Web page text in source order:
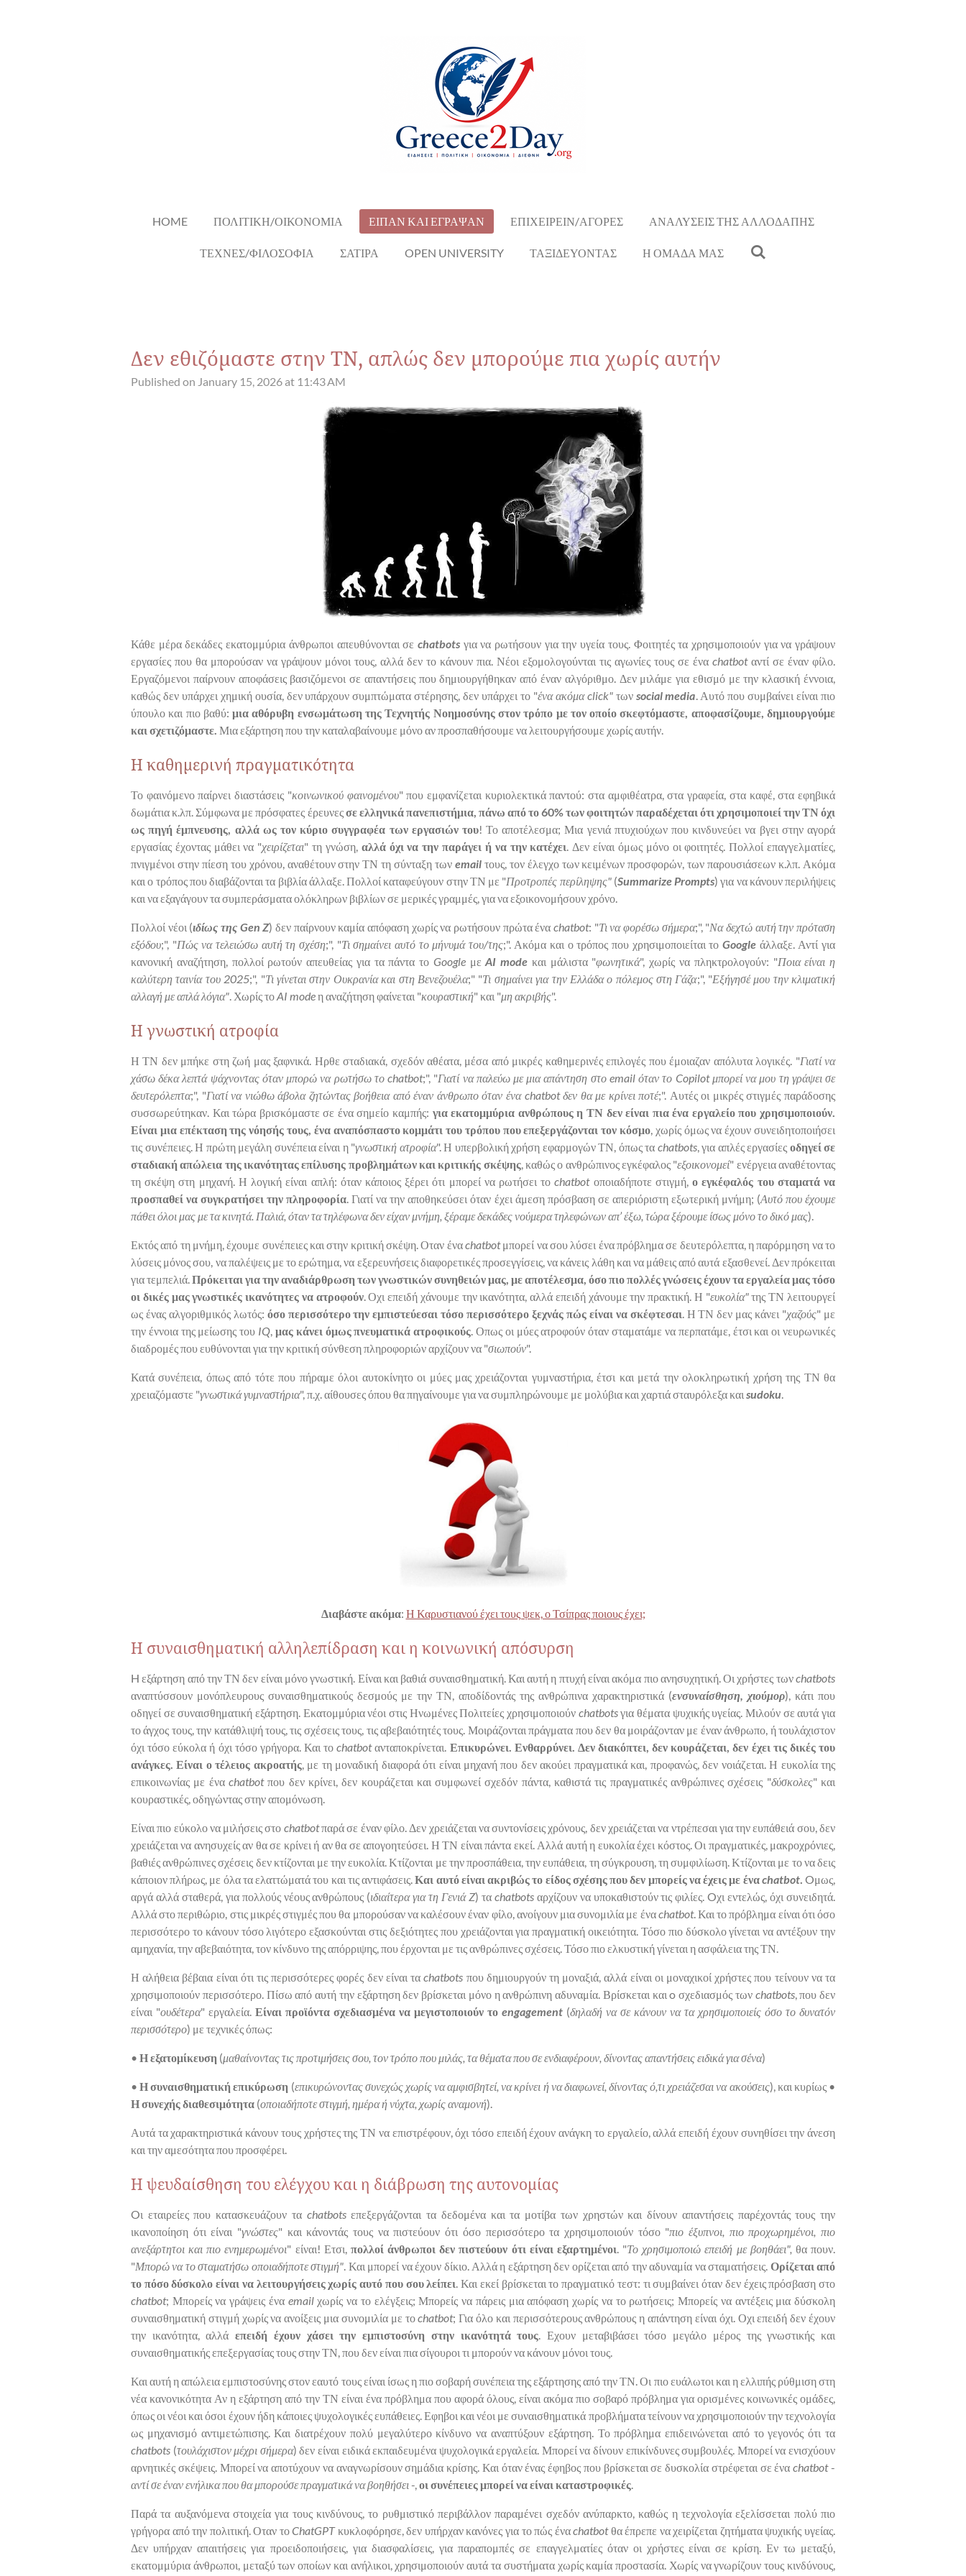
HOME ΠΟΛΙΤΙΚΗ/ΟΙΚΟΝΟΜΙΑ ΕΙΠΑΝ ΚΑΙ ΕΓΡΑΨΑΝ ΕΠΙΧΕΙΡΕΙΝ/ΑΓΟΡΕΣ ΑΝΑΛΥΣΕΙΣ ΤΗΣ ΑΛΛΟΔΑΠΗΣ
ΤΕΧΝΕΣ/ΦΙΛΟΣΟΦΙΑ ΣΑΤΙΡΑ OPEN UNIVERSITY ΤΑΞΙΔΕΥΟΝΤΑΣ Η ΟΜΑΔΑ ΜΑΣ
Δεν εθιζόμαστε στην ΤΝ, απλώς δεν μπορούμε πια χωρίς αυτήν
Published on January 15, 2026 at 11:43 AM
Κάθε μέρα δεκάδες εκατομμύρια άνθρωποι απευθύνονται σε chatbots για να ρωτήσουν για την υγεία τους. Φοιτητές τα χρησιμοποιούν για να γράψουν
εργασίες που θα μπορούσαν να γράψουν μόνοι τους, αλλά δεν το κάνουν πια. Νέοι εξομολογούνται τις αγωνίες τους σε ένα chatbotαντί σε έναν φίλο.
Εργαζόμενοι παίρνουν αποφάσεις βασιζόμενοι σε απαντήσεις που δημιουργήθηκαν από έναν αλγόριθμο. Δεν μιλάμε για εθισμό με την κλασική έννοια,
καθώς δεν υπάρχει χημική ουσία, δεν υπάρχουν συμπτώματα στέρησης, δεν υπάρχει το "ένα ακόμα click"των social media. Αυτό που συμβαίνει είναι πιο
ύπουλο και πιο βαθύ:μια αθόρυβη ενσωμάτωση της Τεχνητής Νοημοσύνης στον τρόπο με τον οποίο σκεφτόμαστε, αποφασίζουμε, δημιουργούμε
και σχετιζόμαστε. Μια εξάρτηση που την καταλαβαίνουμε μόνο αν προσπαθήσουμε να λειτουργήσουμε χωρίς αυτήν.
Η καθημερινή πραγματικότητα
Το φαινόμενο παίρνει διαστάσεις "κοινωνικού φαινομένου" που εμφανίζεται κυριολεκτικά παντού: στα αμφιθέατρα, στα γραφεία, στα καφέ, στα εφηβικά
δωμάτια κ.λπ. Σύμφωνα με πρόσφατες έρευνεςσε ελληνικά πανεπιστήμια, πάνω από το 60% των φοιτητών παραδέχεται ότι χρησιμοποιεί την ΤΝ όχι
ως πηγή έμπνευσης, αλλά ως τον κύριο συγγραφέα των εργασιών του! Το αποτέλεσμα; Μια γενιά πτυχιούχων που κινδυνεύει να βγει στην αγορά
εργασίας έχοντας μάθει να "χειρίζεται" τη γνώση, αλλά όχι να την παράγει ή να την κατέχει. Δεν είναι όμως μόνο οι φοιτητές. Πολλοί επαγγελματίες,
πνιγμένοι στην πίεση του χρόνου, αναθέτουν στην ΤΝ τη σύνταξη των email τους, τον έλεγχο των κειμένων προσφορών, των παρουσιάσεων κ.λπ. Ακόμα
και ο τρόπος που διαβάζονται τα βιβλία άλλαξε. Πολλοί καταφεύγουν στην ΤΝ με "Προτροπές περίληψης"(Summarize Prompts) για να κάνουν περιλήψεις
και να εξαγάγουν τα συμπεράσματα ολόκληρων βιβλίων σε μερικές γραμμές, για να εξοικονομήσουν χρόνο.
Πολλοί νέοι (ιδίως της Gen Z) δεν παίρνουν καμία απόφαση χωρίς να ρωτήσουν πρώτα έναchatbot: "Τι να φορέσω σήμερα;", "Να δεχτώ αυτή την πρόταση
εξόδου;", "Πώς να τελειώσω αυτή τη σχέση;", "Τι σημαίνει αυτό το μήνυμά του/της;". Ακόμα και ο τρόπος που χρησιμοποιείται τοGoogle άλλαξε. Αντί για
κανονική αναζήτηση, πολλοί ρωτούν απευθείας για τα πάντα το GoogleμεAI mode και μάλιστα "φωνητικά", χωρίς να πληκτρολογούν: "Ποια είναι η
καλύτερη ταινία του 2025;", "Τι γίνεται στην Ουκρανία και στη Βενεζουέλα;" "Τι σημαίνει για την Ελλάδα ο πόλεμος στη Γάζα;", "Εξήγησέ μου την κλιματική
αλλαγή με απλά λόγια". Χωρίς τοAI modeη αναζήτηση φαίνεται "κουραστική" και "μη ακριβής".
Η γνωστική ατροφία
Η ΤΝ δεν μπήκε στη ζωή μας ξαφνικά. Ηρθε σταδιακά, σχεδόν αθέατα, μέσα από μικρές καθημερινές επιλογές που έμοιαζαν απόλυτα λογικές. "Γιατί να
χάσω δέκα λεπτά ψάχνοντας όταν μπορώ να ρωτήσω το chatbot;", "Γιατί να παλεύω με μια απάντηση στο email όταν το Copilot μπορεί να μου τη γράψει σε
δευτερόλεπτα;", "Γιατί να νιώθω άβολα ζητώντας βοήθεια από έναν άνθρωπο όταν ένα chatbot δεν θα με κρίνει ποτέ;". Αυτές οι μικρές στιγμές παράδοσης
συσσωρεύτηκαν. Και τώρα βρισκόμαστε σε ένα σημείο καμπής: για εκατομμύρια ανθρώπους η ΤΝ δεν είναι πια ένα εργαλείο που χρησιμοποιούν.
Είναι μια επέκταση της νόησής τους, ένα αναπόσπαστο κομμάτι του τρόπου που επεξεργάζονται τον κόσμο, χωρίς όμως να έχουν συνειδητοποιήσει
τις συνέπειες. Η πρώτη μεγάλη συνέπεια είναι η "γνωστική ατροφία". Η υπερβολική χρήση εφαρμογών ΤΝ, όπως τα chatbots, για απλές εργασίες οδηγεί σε
σταδιακή απώλεια της ικανότητας επίλυσης προβλημάτων και κριτικής σκέψης, καθώς ο ανθρώπινος εγκέφαλος "εξοικονομεί" ενέργεια αναθέτοντας
τη σκέψη στη μηχανή. Η λογική είναι απλή: όταν κάποιος ξέρει ότι μπορεί να ρωτήσει τοchatbotοποιαδήποτε στιγμή,ο εγκέφαλός του σταματά να
προσπαθεί να συγκρατήσει την πληροφορία. Γιατί να την αποθηκεύσει όταν έχει άμεση πρόσβαση σε απεριόριστη εξωτερική μνήμη; (Αυτό που έχουμε
πάθει όλοι μας με τα κινητά. Παλιά, όταν τα τηλέφωνα δεν είχαν μνήμη, ξέραμε δεκάδες νούμερα τηλεφώνων απ’ έξω, τώρα ξέρουμε ίσως μόνο το δικό μας).
Εκτός από τη μνήμη, έχουμε συνέπειες και στην κριτική σκέψη. Οταν έναchatbotμπορεί να σου λύσει ένα πρόβλημα σε δευτερόλεπτα, η παρόρμηση να το
λύσεις μόνος σου, να παλέψεις με το ερώτημα, να εξερευνήσεις διαφορετικές προσεγγίσεις, να κάνεις λάθη και να μάθεις από αυτά εξασθενεί. Δεν πρόκειται
για τεμπελιά.Πρόκειται για την αναδιάρθρωση των γνωστικών συνηθειών μας, με αποτέλεσμα, όσο πιο πολλές γνώσεις έχουν τα εργαλεία μας τόσο
οι δικές μας γνωστικές ικανότητες να ατροφούν. Οχι επειδή χάνουμε την ικανότητα, αλλά επειδή χάνουμε την πρακτική. Η "ευκολία"της ΤΝ λειτουργεί
ως ένας αλγοριθμικός λωτός: όσο περισσότερο την εμπιστεύεσαι τόσο περισσότερο ξεχνάς πώς είναι να σκέφτεσαι. Η ΤΝ δεν μας κάνει "χαζούς" με
την έννοια της μείωσης του IQ, μας κάνει όμως πνευματικά ατροφικούς. Οπως οι μύες ατροφούν όταν σταματάμε να περπατάμε, έτσι και οι νευρωνικές
διαδρομές που ευθύνονται για την κριτική σύνθεση πληροφοριών αρχίζουν να "σιωπούν".
Κατά συνέπεια, όπως από τότε που πήραμε όλοι αυτοκίνητο οι μύες μας χρειάζονται γυμναστήρια, έτσι και μετά την ολοκληρωτική χρήση της ΤΝ θα
χρειαζόμαστε "γνωστικά γυμναστήρια", π.χ. αίθουσες όπου θα πηγαίνουμε για να συμπληρώνουμε με μολύβια και χαρτιά σταυρόλεξα και sudoku.
Διαβάστε ακόμα: Η Καρυστιανού έχει τους ψεκ, ο Τσίπρας ποιους έχει;
Η συναισθηματική αλληλεπίδραση και η κοινωνική απόσυρση
H εξάρτηση από την ΤΝ δεν είναι μόνο γνωστική. Είναι και βαθιά συναισθηματική. Και αυτή η πτυχή είναι ακόμα πιο ανησυχητική. Οι χρήστες τωνchatbots
αναπτύσσουν μονόπλευρους συναισθηματικούς δεσμούς με την ΤΝ, αποδίδοντάς της ανθρώπινα χαρακτηριστικά (ενσυναίσθηση, χιούμορ), κάτι που
οδηγεί σε συναισθηματική εξάρτηση. Εκατομμύρια νέοι στις Ηνωμένες Πολιτείες χρησιμοποιούν chatbotsγια θέματα ψυχικής υγείας. Μιλούν σε αυτά για
το άγχος τους, την κατάθλιψή τους, τις σχέσεις τους, τις αβεβαιότητές τους. Μοιράζονται πράγματα που δεν θα μοιράζονταν με έναν άνθρωπο, ή τουλάχιστον
όχι τόσο εύκολα ή όχι τόσο γρήγορα. Και τοchatbotανταποκρίνεται. Επικυρώνει. Ενθαρρύνει. Δεν διακόπτει, δεν κουράζεται, δεν έχει τις δικές του
ανάγκες. Είναι ο τέλειος ακροατής, με τη μοναδική διαφορά ότι είναι μηχανή που δεν ακούει πραγματικά και, προφανώς, δεν νοιάζεται. Η ευκολία της
επικοινωνίας με ένα chatbotπου δεν κρίνει, δεν κουράζεται και συμφωνεί σχεδόν πάντα, καθιστά τις πραγματικές ανθρώπινες σχέσεις "δύσκολες" και
κουραστικές, οδηγώντας στην απομόνωση.
Είναι πιο εύκολο να μιλήσεις στο chatbotπαρά σε έναν φίλο. Δεν χρειάζεται να συντονίσεις χρόνους, δεν χρειάζεται να ντρέπεσαι για την ευπάθειά σου, δεν
χρειάζεται να ανησυχείς αν θα σε κρίνει ή αν θα σε απογοητεύσει. Η ΤΝ είναι πάντα εκεί. Αλλά αυτή η ευκολία έχει κόστος. Οι πραγματικές, μακροχρόνιες,
βαθιές ανθρώπινες σχέσεις δεν κτίζονται με την ευκολία. Κτίζονται με την προσπάθεια, την ευπάθεια, τη σύγκρουση, τη συμφιλίωση. Κτίζονται με το να δεις
κάποιον πλήρως, με όλα τα ελαττώματά του και τις αντιφάσεις.Και αυτό είναι ακριβώς το είδος σχέσης που δεν μπορείς να έχεις με έναchatbot. Oμως,
αργά αλλά σταθερά, για πολλούς νέους ανθρώπους (ιδιαίτερα για τη Γενιά Z) τα chatbotsαρχίζουν να υποκαθιστούν τις φιλίες. Oχι εντελώς, όχι συνειδητά.
Αλλά στο περιθώριο, στις μικρές στιγμές που θα μπορούσαν να καλέσουν έναν φίλο, ανοίγουν μια συνομιλία με έναchatbot. Και το πρόβλημα είναι ότι όσο
περισσότερο το κάνουν τόσο λιγότερο εξασκούνται στις δεξιότητες που χρειάζονται για πραγματική οικειότητα. Τόσο πιο δύσκολο γίνεται να αντέξουν την
αμηχανία, την αβεβαιότητα, τον κίνδυνο της απόρριψης, που έρχονται με τις ανθρώπινες σχέσεις. Τόσο πιο ελκυστική γίνεται η ασφάλεια της ΤΝ.
Η αλήθεια βέβαια είναι ότι τις περισσότερες φορές δεν είναι ταchatbots που δημιουργούν τη μοναξιά, αλλά είναι οι μοναχικοί χρήστες που τείνουν να τα
χρησιμοποιούν περισσότερο. Πίσω από αυτή την εξάρτηση δεν βρίσκεται μόνο η ανθρώπινη αδυναμία. Βρίσκεται και o σχεδιασμός των chatbots, που δεν
είναι "ουδέτερα" εργαλεία. Είναι προϊόντα σχεδιασμένα να μεγιστοποιούν το engagement (δηλαδή να σε κάνουν να τα χρησιμοποιείς όσο το δυνατόν
περισσότερο) με τεχνικές όπως:
• Η εξατομίκευση (μαθαίνοντας τις προτιμήσεις σου, τον τρόπο που μιλάς, τα θέματα που σε ενδιαφέρουν, δίνοντας απαντήσεις ειδικά για σένα)
•Η συναισθηματική επικύρωση (επικυρώνοντας συνεχώς χωρίς να αμφισβητεί, να κρίνει ή να διαφωνεί, δίνοντας ό,τι χρειάζεσαι να ακούσεις), και κυρίως •
Η συνεχής διαθεσιμότητα (οποιαδήποτε στιγμή, ημέρα ή νύχτα, χωρίς αναμονή).
Αυτά τα χαρακτηριστικά κάνουν τους χρήστες της ΤΝ να επιστρέφουν, όχι τόσο επειδή έχουν ανάγκη το εργαλείο, αλλά επειδή έχουν συνηθίσει την άνεση
και την αμεσότητα που προσφέρει.
Η ψευδαίσθηση του ελέγχου και η διάβρωση της αυτονομίας
Oι εταιρείες που κατασκευάζουν τα chatbotsεπεξεργάζονται τα δεδομένα και τα μοτίβα των χρηστών και δίνουν απαντήσεις παρέχοντάς τους την
ικανοποίηση ότι είναι "γνώστες" και κάνοντάς τους να πιστεύουν ότι όσο περισσότερο τα χρησιμοποιούν τόσο "πιο έξυπνοι, πιο προχωρημένοι, πιο
ανεξάρτητοι και πιο ενημερωμένοι" είναι! Ετσι, πολλοί άνθρωποι δεν πιστεύουν ότι είναι εξαρτημένοι. "Το χρησιμοποιώ επειδή με βοηθάει", θα πουν.
"Μπορώ να το σταματήσω οποιαδήποτε στιγμή". Και μπορεί να έχουν δίκιο. Αλλά η εξάρτηση δεν ορίζεται από την αδυναμία να σταματήσεις. Ορίζεται από
το πόσο δύσκολο είναι να λειτουργήσεις χωρίς αυτό που σου λείπει. Και εκεί βρίσκεται το πραγματικό τεστ: τι συμβαίνει όταν δεν έχεις πρόσβαση στο
chatbot; Μπορείς να γράψεις ένα emailχωρίς να το ελέγξεις; Μπορείς να πάρεις μια απόφαση χωρίς να το ρωτήσεις; Μπορείς να αντέξεις μια δύσκολη
συναισθηματική στιγμή χωρίς να ανοίξεις μια συνομιλία με τοchatbot; Για όλο και περισσότερους ανθρώπους η απάντηση είναι όχι. Οχι επειδή δεν έχουν
την ικανότητα, αλλάεπειδή έχουν χάσει την εμπιστοσύνη στην ικανότητά τους. Εχουν μεταβιβάσει τόσο μεγάλο μέρος της γνωστικής και
συναισθηματικής επεξεργασίας τους στην ΤΝ, που δεν είναι πια σίγουροι τι μπορούν να κάνουν μόνοι τους.
Και αυτή η απώλεια εμπιστοσύνης στον εαυτό τους είναι ίσως η πιο σοβαρή συνέπεια της εξάρτησης από την ΤΝ. Οι πιο ευάλωτοι και η ελλιπής ρύθμιση στη
νέα κανονικότητα Αν η εξάρτηση από την ΤΝ είναι ένα πρόβλημα που αφορά όλους, είναι ακόμα πιο σοβαρό πρόβλημα για ορισμένες κοινωνικές ομάδες,
όπως οι νέοι και όσοι έχουν ήδη κάποιες ψυχολογικές ευπάθειες. Εφηβοι και νέοι με συναισθηματικά προβλήματα τείνουν να χρησιμοποιούν την τεχνολογία
ως μηχανισμό αντιμετώπισης. Και διατρέχουν πολύ μεγαλύτερο κίνδυνο να αναπτύξουν εξάρτηση. Το πρόβλημα επιδεινώνεται από το γεγονός ότι τα
chatbots (τουλάχιστον μέχρι σήμερα) δεν είναι ειδικά εκπαιδευμένα ψυχολογικά εργαλεία. Μπορεί να δίνουν επικίνδυνες συμβουλές. Μπορεί να ενισχύουν
αρνητικές σκέψεις. Μπορεί να αποτύχουν να αναγνωρίσουν σημάδια κρίσης. Και όταν ένας έφηβος που βρίσκεται σε δυσκολία στρέφεται σε έναchatbot-
αντί σε έναν ενήλικα που θα μπορούσε πραγματικά να βοηθήσει-,οι συνέπειες μπορεί να είναι καταστροφικές.
Παρά τα αυξανόμενα στοιχεία για τους κινδύνους, το ρυθμιστικό περιβάλλον παραμένει σχεδόν ανύπαρκτο, καθώς η τεχνολογία εξελίσσεται πολύ πιο
γρήγορα από την πολιτική. Οταν τοChatGPTκυκλοφόρησε, δεν υπήρχαν κανόνες για το πώς έναchatbotθα έπρεπε να χειρίζεται ζητήματα ψυχικής υγείας.
Δεν υπήρχαν απαιτήσεις για προειδοποιήσεις, για διασφαλίσεις, για παραπομπές σε επαγγελματίες όταν οι χρήστες είναι σε κρίση. Εν τω μεταξύ,
εκατομμύρια άνθρωποι, μεταξύ των οποίων και ανήλικοι, χρησιμοποιούν αυτά τα συστήματα χωρίς καμία προστασία. Χωρίς να γνωρίζουν τους κινδύνους,